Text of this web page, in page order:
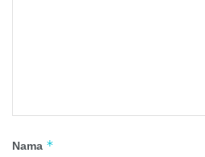
Nama *